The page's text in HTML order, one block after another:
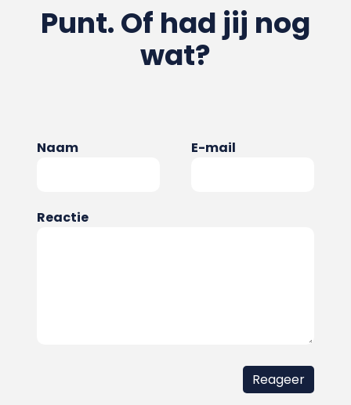
Punt. Of had jij nog
wat?
Naam E-mail
Reactie